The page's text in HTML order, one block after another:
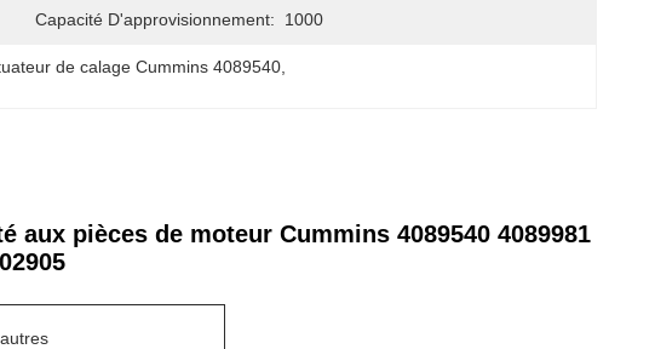
Capacité D'approvisionnement: 1000
de calage Cummins 4089540
aux pièces de moteur Cummins 4089540 4089981